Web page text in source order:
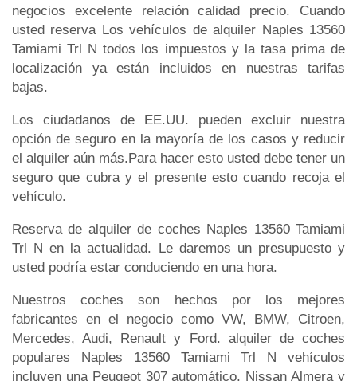
negocios excelente relación calidad precio. Cuando
usted reserva Los vehículos de alquiler Naples 13560
Tamiami Trl N todos los impuestos y la tasa prima de
localización ya están incluidos en nuestras tarifas
bajas.
Los ciudadanos de EE.UU. pueden excluir nuestra
opción de seguro en la mayoría de los casos y reducir
el alquiler aún más.Para hacer esto usted debe tener un
seguro que cubra y el presente esto cuando recoja el
vehículo.
Reserva de alquiler de coches Naples 13560 Tamiami
Trl N en la actualidad. Le daremos un presupuesto y
usted podría estar conduciendo en una hora.
Nuestros coches son hechos por los mejores
fabricantes en el negocio como VW, BMW, Citroen,
Mercedes, Audi, Renault y Ford. alquiler de coches
populares Naples 13560 Tamiami Trl N vehículos
incluyen una Peugeot 307 automático, Nissan Almera y